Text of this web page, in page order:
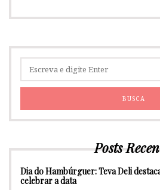
Posts
Dia do Hambúrguer: Teva Deli
celebrar a data